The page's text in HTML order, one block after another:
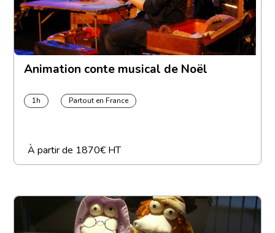
Animation conte musical de Noël
1h Partout en France
À partir de 1870€ HT